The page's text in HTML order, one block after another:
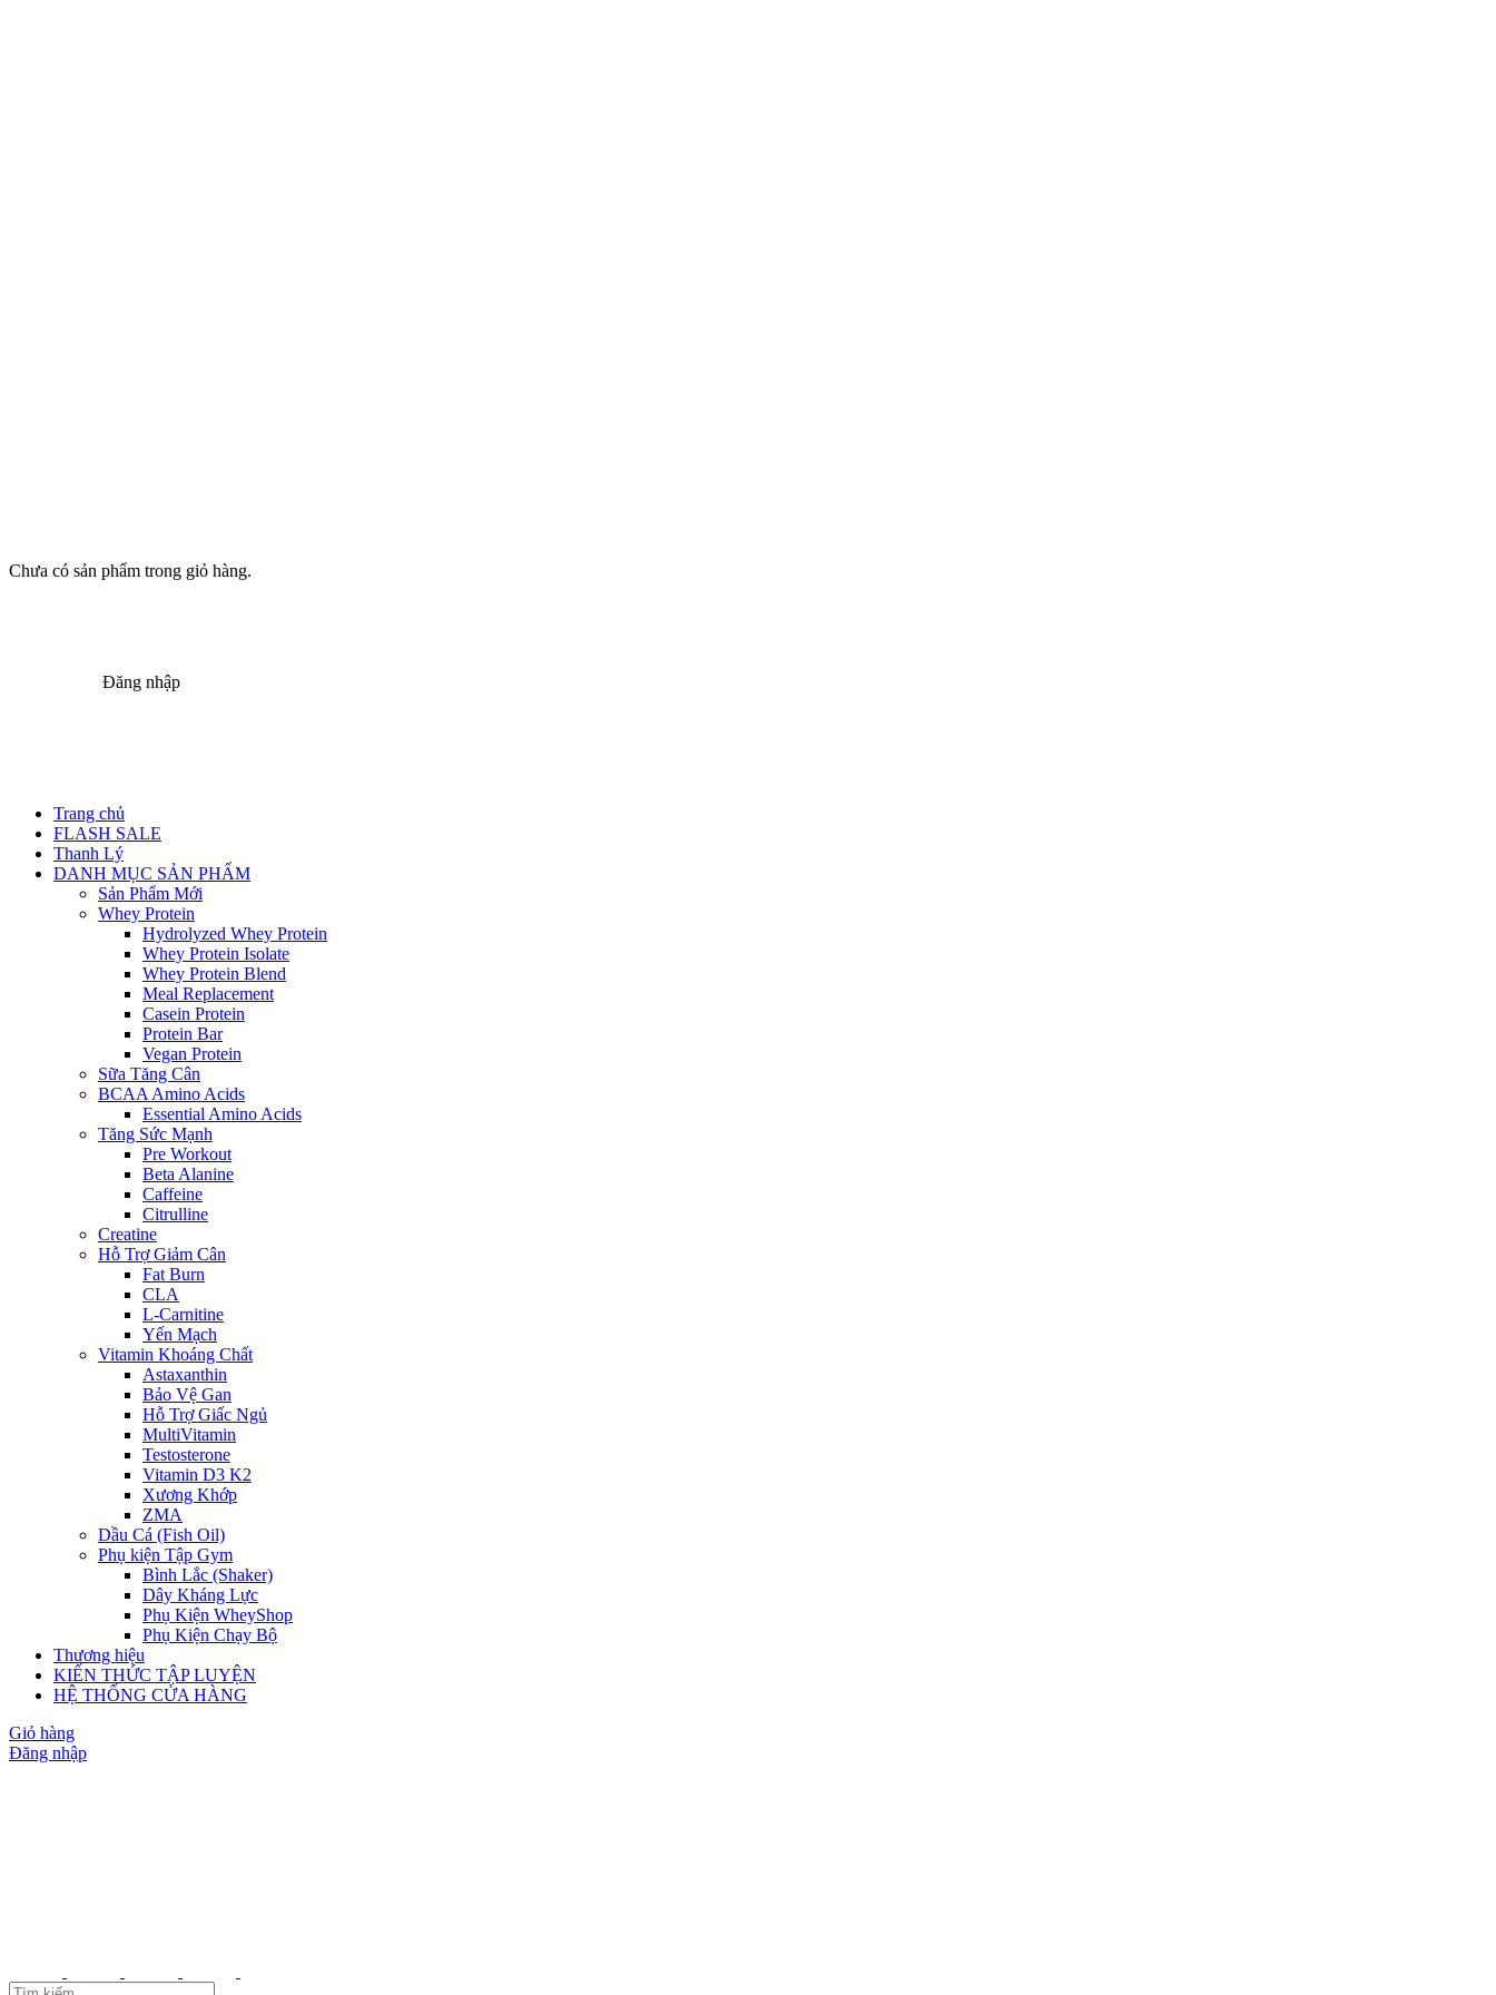
Chưa có sản phẩm trong giỏ hàng.
Đăng nhập
Trang chủ
FLASH SALE
Thanh Lý
DANH MỤC SẢN PHẨM
Sản Phẩm Mới
Whey Protein
Hydrolyzed Whey Protein
Whey Protein Isolate
Whey Protein Blend
Meal Replacement
Casein Protein
Protein Bar
Vegan Protein
Sữa Tăng Cân
BCAA Amino Acids
Essential Amino Acids
Tăng Sức Mạnh
Pre Workout
Beta Alanine
Caffeine
Citrulline
Creatine
Hỗ Trợ Giảm Cân
Fat Burn
CLA
L-Carnitine
Yến Mạch
Vitamin Khoáng Chất
Astaxanthin
Bảo Vệ Gan
Hỗ Trợ Giấc Ngủ
MultiVitamin
Testosterone
Vitamin D3 K2
Xương Khớp
ZMA
Dầu Cá (Fish Oil)
Phụ kiện Tập Gym
Bình Lắc (Shaker)
Dây Kháng Lực
Phụ Kiện WheyShop
Phụ Kiện Chạy Bộ
Thương hiệu
KIẾN THỨC TẬP LUYỆN
HỆ THỐNG CỬA HÀNG
Giỏ hàng
Đăng nhập